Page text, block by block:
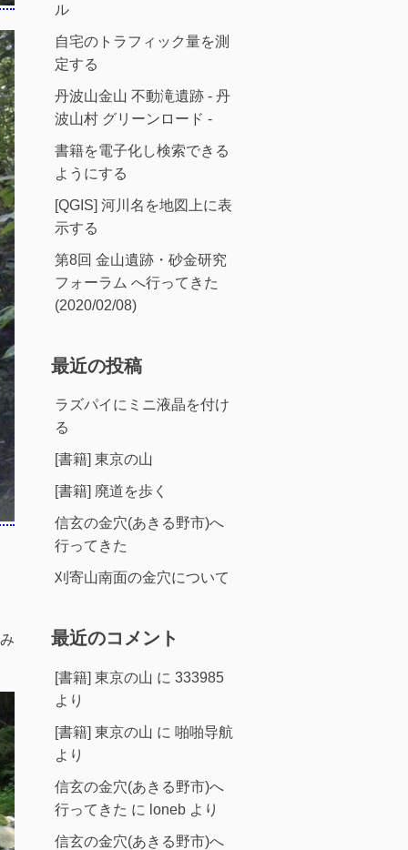
ル
自宅のトラフィック量を測
定する
丹波山金山 不動滝遺跡 - 丹
波山村 グリーンロード -
書籍を電子化し検索できる
ようにする
[QGIS] 河川名を地図上に表
示する
第8回 金山遺跡・砂金研究
フォーラム へ行ってきた
(2020/02/08)
最近の投稿
ラズパイにミニ液晶を付け
る
[書籍] 東京の山
[書籍] 廃道を歩く
信玄の金穴(あきる野市)へ
行ってきた
刈寄山南面の金穴について
最近のコメント
[書籍] 東京の山 に 333985
より
[書籍] 東京の山 に 啪啪导航
より
信玄の金穴(あきる野市)へ
行ってきた に loneb より
信玄の金穴(あきる野市)へ